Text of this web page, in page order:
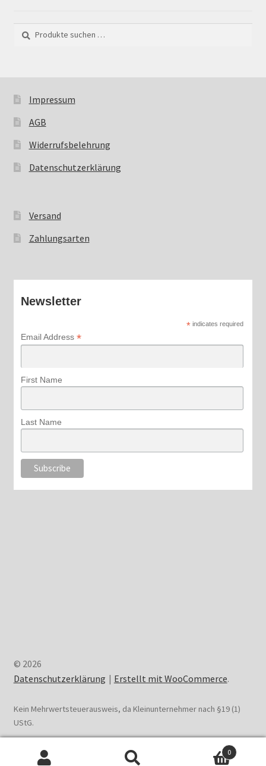
Suchen
nach:
Suchen
Impressum
AGB
Widerrufsbelehrung
Datenschutzerklärung
Versand
Zahlungsarten
Newsletter
*indicates required
Email Address *
First Name
Last Name
© 2026
Datenschutzerklärung
Erstellt mit WooCommerce.
Kein Mehrwertsteuerausweis, da Kleinunternehmer nach §19 (1)
UStG.
0